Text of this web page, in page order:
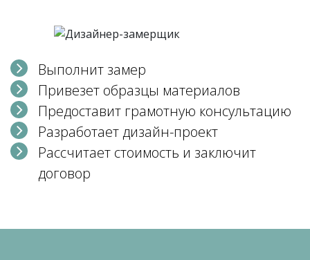
Выполнит замер
Привезет образцы материалов
Предоставит грамотную консультацию
Разработает дизайн-проект
Рассчитает стоимость и заключит
договор